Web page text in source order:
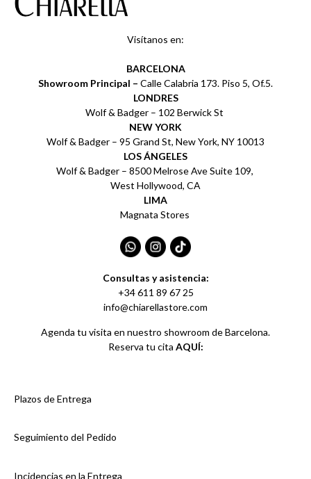
Visítanos en:
BARCELONA
Showroom Principal – Calle Calabria 173. Piso 5, Of.5.
LONDRES
Wolf & Badger – 102 Berwick St
NEW YORK
Wolf & Badger – 95 Grand St, New York, NY 10013
LOS ÁNGELES
Wolf & Badger – 8500 Melrose Ave Suite 109,
West Hollywood, CA
LIMA
Magnata Stores
Consultas y asistencia:
+34 611 89 67 25
info@chiarellastore.com
Agenda tu visita en nuestro showroom de Barcelona.
Reserva tu cita AQUÍ:
Plazos de Entrega
Seguimiento del Pedido
Incidencias en la Entrega